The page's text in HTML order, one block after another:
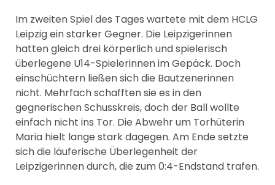
Im zweiten Spiel des Tages wartete mit dem HCLG
Leipzig ein starker Gegner. Die Leipzigerinnen
hatten gleich drei körperlich und spielerisch
überlegene U14-Spielerinnen im Gepäck. Doch
einschüchtern ließen sich die Bautzenerinnen
nicht. Mehrfach schafften sie es in den
gegnerischen Schusskreis, doch der Ball wollte
einfach nicht ins Tor. Die Abwehr um Torhüterin
Maria hielt lange stark dagegen. Am Ende setzte
sich die läuferische Überlegenheit der
Leipzigerinnen durch, die zum 0:4-Endstand trafen.